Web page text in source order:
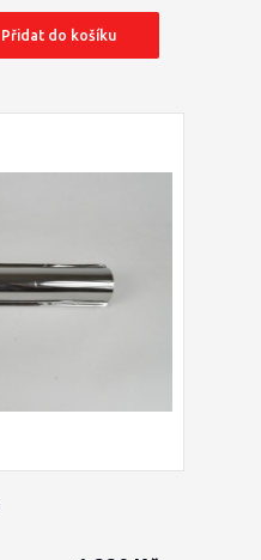
Přidat do košíku